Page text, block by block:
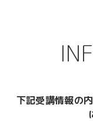
下記受講情報の